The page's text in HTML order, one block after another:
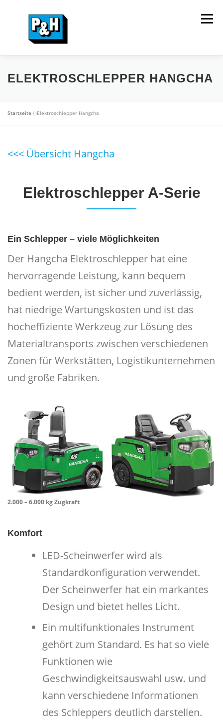
Menü
HOME VERKAUF MIETPARK SERVICE
UNTERNEHMEN KONTAKT
ELEKTROSCHLEPPER HANGCHA
Startseite »Elektroschlepper Hangcha
<<< Übersicht Hangcha
Elektroschlepper A-Serie
Ein Schlepper – viele Möglichkeiten
Der Hangcha Elektroschlepper hat eine
hervorragende Leistung, kann bequem
bedient werden, ist sicher und zuverlässig,
hat niedrige Wartungskosten und ist das
hocheffiziente Werkzeug zur Lösung des
Materialtransports zwischen verschiedenen
Zonen für Werkstätten, Logistikunternehmen
und große Fabriken.
2.000 – 6.000 kg Zugkraft
Komfort
LED-Scheinwerfer wird als
Standardkonfiguration verwendet.
Der Scheinwerfer hat ein markantes
Design und bietet helles Licht.
Ein multifunktionales Instrument
gehört zum Standard. Es hat so viele
Funktionen wie
Geschwindigkeitsauswahl usw. und
kann verschiedene Informationen
des Schleppers deutlich darstellen.